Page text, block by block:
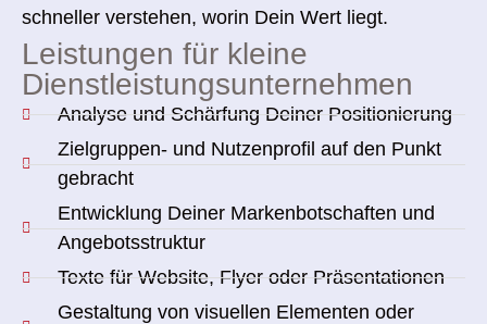
schneller verstehen, worin Dein Wert liegt.
Leistungen für kleine
Dienstleistungsunternehmen
Analyse und Schärfung Deiner Positionierung
Zielgruppen- und Nutzenprofil auf den Punkt
gebracht
Entwicklung Deiner Markenbotschaften und
Angebotsstruktur
Texte für Website, Flyer oder Präsentationen
Gestaltung von visuellen Elementen oder